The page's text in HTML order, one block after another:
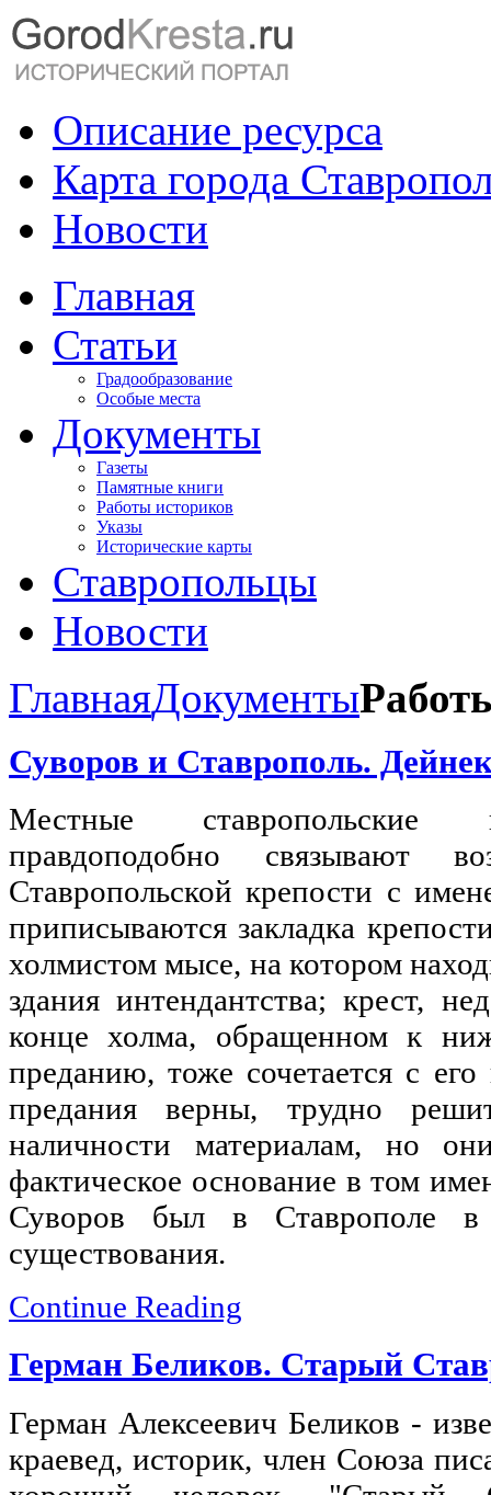
Описание ресурса
Карта города
Новости
Главная
Статьи
Градообразование
Особые места
Документы
Газеты
Памятные книги
Работы историков
Указы
Исторические карты
Ставропольцы
Новости
ГлавнаяДокументы
Суворов и Ставрополь.
Местные ставропольские
правдоподобно связывают
Ставропольской крепости с
приписываются закладка
холмистом мысе, на котором
здания интендантства; крест,
конце холма, обращенном к
преданию, тоже сочетается с
предания верны, труд­но
наличности материа­лам, но
фактическое осно­вание в том
Суворов был в Ставрополе
существования.
Continue Reading
Герман Беликов. Старый
Герман Алексеевич Беликов -
краевед, историк, член Союза